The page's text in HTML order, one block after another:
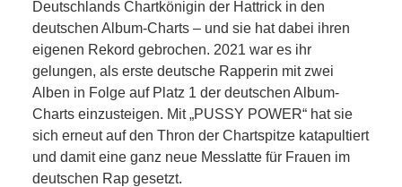
Deutschlands Chartkönigin der Hattrick in den
deutschen Album-Charts – und sie hat dabei ihren
eigenen Rekord gebrochen. 2021 war es ihr
gelungen, als erste deutsche Rapperin mit zwei
Alben in Folge auf Platz 1 der deutschen Album-
Charts einzusteigen. Mit „PUSSY POWER“ hat sie
sich erneut auf den Thron der Chartspitze katapultiert
und damit eine ganz neue Messlatte für Frauen im
deutschen Rap gesetzt.